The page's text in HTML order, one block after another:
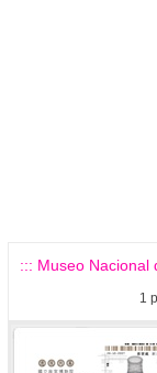
::: Museo Nacional
1